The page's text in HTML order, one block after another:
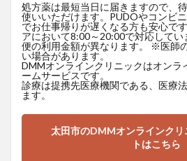
処方薬は最短当日に届きますので、
使いいただけます。PUDOやコンビ
でお仕事帰りが遅くなる方も安心で
アにおいて8:00～20:00で対応してい
便の利用金額が異なります。 ※医師
い場合があります。
DMMオンラインクリニックはオンラ
ームサービスです。
診療は提携先医療機関である、医療
ます。
太田市のDMMオンラインクリ
トはこちら